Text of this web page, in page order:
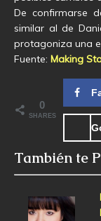
De confirmarse
similar al de
protagoniza una
Fuente: Making
0
SHARES
También te